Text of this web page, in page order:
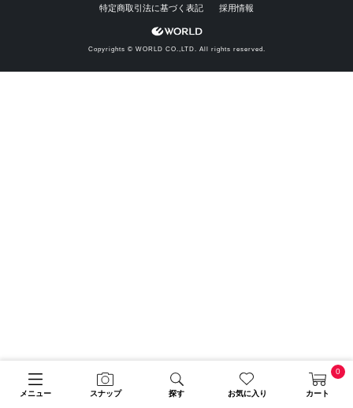
メニュー スナップ 探す お気に入り カート
0
特定商取引法に基づく表記 採用情報
Copyrights © WORLD CO.,LTD. All rights reserved.